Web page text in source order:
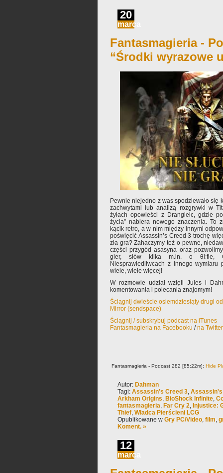
20
marca
Fantasmagieria -
“Środki wyrazowe
Pewnie niejedno z was spodziewało się
zachwytami lub analizą rozgrywki w
żyłach opowieści z Drangleic, gdzie
życia” nabiera nowego znaczenia. To
kącik retro, a w nim między innymi
poświęcić Assassin’s Creed 3 trochę
zła gra? Zahaczymy też o pewne,
części przygód asasyna oraz
gier, słów kilka m.in. o θiːfie,
Niesprawiedliwcach z innego
wiele, wiele więcej!
W rozmowie udział wzięli Jules i
komentowania i polecania znajomym!
Ściągnij dwieście osiemdziesiąty drugi
Mirror (sendspace)
Ściągnij / subskrybuj podcast na iTunes
Fantasmagieria na Facebooku /na
Fantasmagieria - Podcast 282 [85:22m]: Hide
Autor: Dahman
Tagi: Assassin's Creed 3,
Arkham Origins, BioShock Infinite,
fantasmagieria, Far Cry 2, Injustice:
Thief, Władca Pierścieni LCG
Opublikowane w Gry PC/Video, film,
Koment. »
12
marca